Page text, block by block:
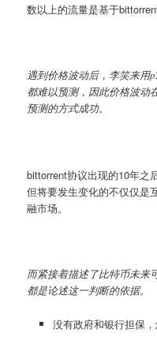
数以上的流量是基于
遇到价格波动后，李笑来用
都难以预测，因此价格波动
预测的方式成功。
bittorrent协议出现的10年之
但将要发生变化的不仅仅
融市场。
而紧接着描述了比特币未来
都是论述这一判断的依据。
没有政府和银行担保